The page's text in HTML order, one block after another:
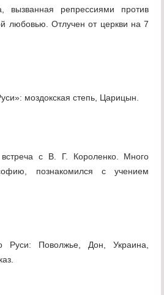
вызванная репрессиями против
любовью. Отлучен от церкви на 7
моздокская степь, Царицын.
с В. Г. Короленко. Много
познакомился с учением
Руси: Поволжье, Дон, Украина,